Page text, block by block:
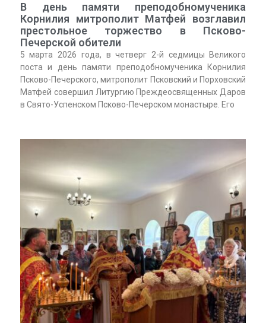
В день памяти преподобномученика
Корнилия митрополит Матфей возглавил
престольное торжество в Псково-
Печерской обители
5 марта 2026 года, в четверг 2-й седмицы Великого
поста и день памяти преподобномученика Корнилия
Псково-Печерского, митрополит Псковский и Порховский
Матфей совершил Литургию Преждеосвященных Даров
в Свято-Успенском Псково-Печерском монастыре. Его